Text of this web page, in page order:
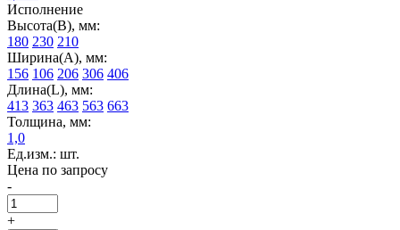
Исполнение
Высота(В), мм:
180 230 210
Ширина(А), мм:
156 106 206 306 406
Длина(L), мм:
413 363 463 563 663
Толщина, мм:
1,0
Ед.изм.: шт.
Цена по запросу
-
+